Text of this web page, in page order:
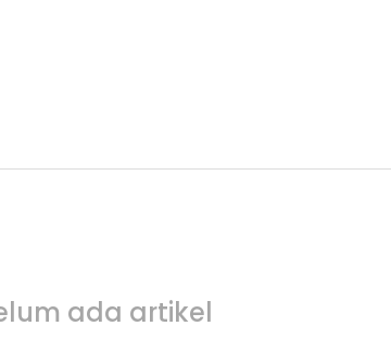
ada artikel